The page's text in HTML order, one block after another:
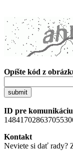
Opíšte kód z
submit
ID pre
Kontakt
Neviete si dať rady?